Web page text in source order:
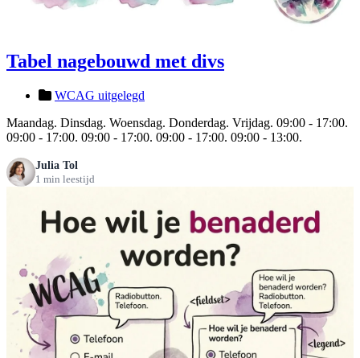
Tabel nagebouwd met divs
WCAG uitgelegd
Maandag. Dinsdag. Woensdag. Donderdag. Vrijdag. 09:00 - 17:00.
09:00 - 17:00. 09:00 - 17:00. 09:00 - 17:00. 09:00 - 13:00.
Julia Tol
1 min leestijd